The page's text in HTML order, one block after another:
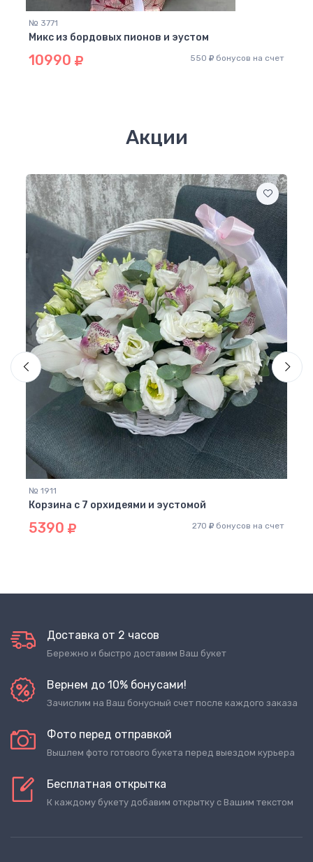
№ 3771
Микс из бордовых пионов и эустом
10990 550 бонусов на счет
Акции
№ 1911
Корзина с 7 орхидеями и эустомой
5390 270 бонусов на счет
Доставка от 2 часов
Бережно и быстро доставим Ваш букет
Вернем до 10% бонусами!
Зачислим на Ваш бонусный счет после каждого заказа
Фото перед отправкой
Вышлем фото готового букета перед выездом курьера
Бесплатная открытка
К каждому букету добавим открытку с Вашим текстом